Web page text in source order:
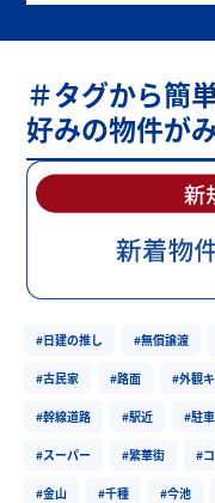
＃タグから簡
好みの物件が
#日建の推し #無償譲渡
#古民家 #路面 #外観
#幹線道路 #駅近 #駐
#スーパー #繁華街 #
#金山 #千種 #今池